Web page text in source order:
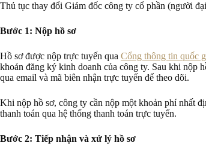
Thủ tục thay đổi Giám đốc công ty cổ phần (người
Bước 1: Nộp hồ sơ
Hồ sơ được nộp trực tuyến qua Cổng thông tin quốc
khoản đăng ký kinh doanh của công ty. Sau khi nộp
qua email và mã biên nhận trực tuyến để theo dõi.
Khi nộp hồ sơ, công ty cần nộp một khoản phí nhất
thanh toán qua hệ thống thanh toán trực tuyến.
Bước 2: Tiếp nhận và xử lý hồ sơ